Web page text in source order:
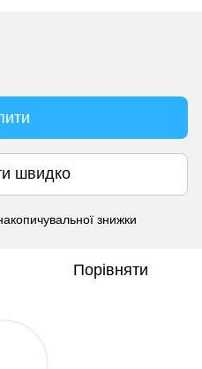
швидко
знижки
Порівняти